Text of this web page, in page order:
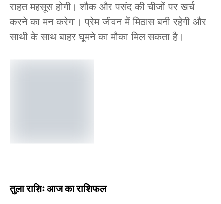
राहत महसूस होगी। शौक और पसंद की चीजों पर खर्च
करने का मन करेगा। प्रेम जीवन में मिठास बनी रहेगी और
साथी के साथ बाहर घूमने का मौका मिल सकता है।
तुला राशिः आज का राशिफल